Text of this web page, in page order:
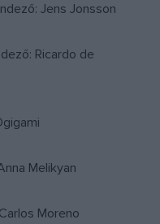
Jens Jonsson
Ricardo de
Melikyan
Moreno